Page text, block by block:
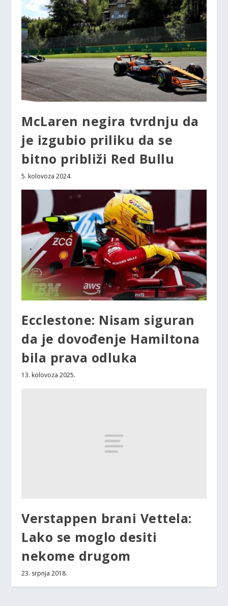
McLaren negira tvrdnju da
je izgubio priliku da se
bitno približi Red Bullu
5. kolovoza 2024.
Ecclestone: Nisam siguran
da je dovođenje Hamiltona
bila prava odluka
13. kolovoza 2025.
Verstappen brani Vettela:
Lako se moglo desiti
nekome drugom
23. srpnja 2018.